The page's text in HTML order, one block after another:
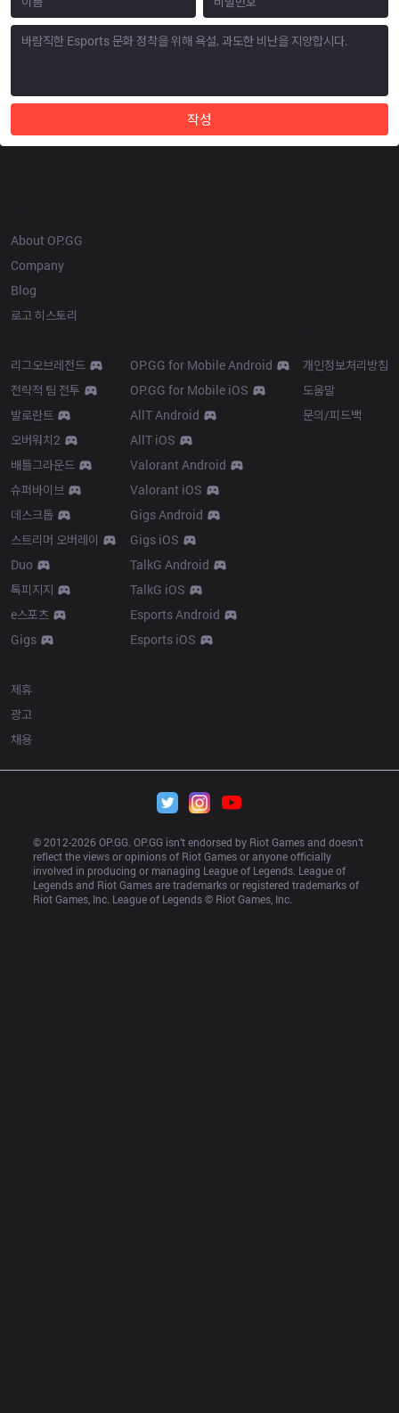
작성
About OP.GG
Company
Blog
로고 히스토리
리그오브레전드
전략적 팀 전투
발로란트
오버워치2
배틀그라운드
슈퍼바이브
데스크톱
스트리머 오버레이
Duo
톡피지지
e스포츠
Gigs
OP.GG for Mobile Android
OP.GG for Mobile iOS
AllT Android
AllT iOS
Valorant Android
Valorant iOS
Gigs Android
Gigs iOS
TalkG Android
TalkG iOS
Esports Android
Esports iOS
개인정보처리방침
도움말
문의/피드백
제휴
광고
채용
© 2012-2026 OP.GG. OP.GG isn’t endorsed by Riot Games and doesn’t
reflect the views or opinions of Riot Games or anyone officially
involved in producing or managing League of Legends. League of
Legends and Riot Games are trademarks or registered trademarks of
Riot Games, Inc. League of Legends © Riot Games, Inc.